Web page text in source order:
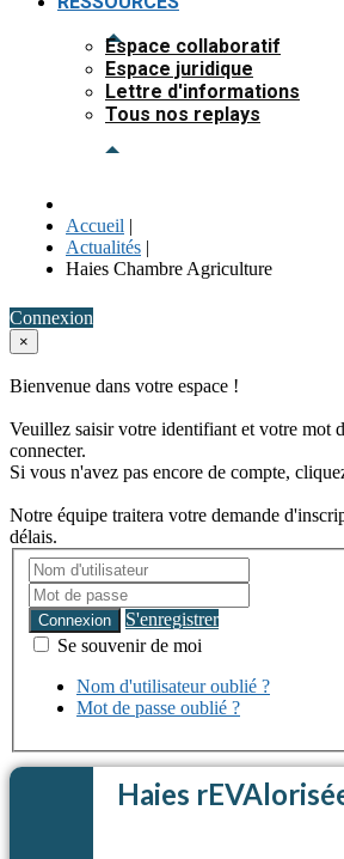
Espace collaboratif
Espace juridique
Lettre d'informations
Tous nos replays
Accueil |
Actualités |
Haies Chambre Agriculture
Connexion
×
Bienvenue dans votre espace !
Veuillez saisir votre identifiant et votre mot
connecter.
Si vous n'avez pas encore de compte,
Notre équipe traitera votre demande
délais.
Connexion
S'enregistrer
Se souvenir de moi
Nom d'utilisateur oublié ?
Mot de passe oublié ?
Haies